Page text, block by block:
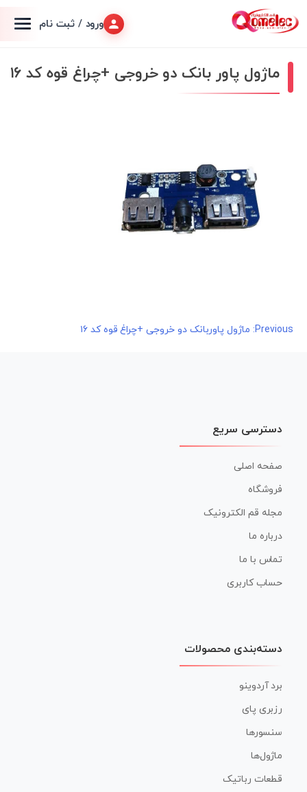
ورود / ثبت نام
ماژول پاور بانک دو خروجی +چراغ قوه کد ۱۶
راهبری
Previous: ماژول پاوربانک دو خروجی +چراغ قوه کد ۱۶
دسترسی سریع
صفحه اصلی
فروشگاه
مجله قم الکترونیک
درباره ما
تماس با ما
حساب کاربری
دسته‌بندی محصولات
برد آردوینو
رزبری پای
سنسورها
ماژول‌ها
قطعات رباتیک